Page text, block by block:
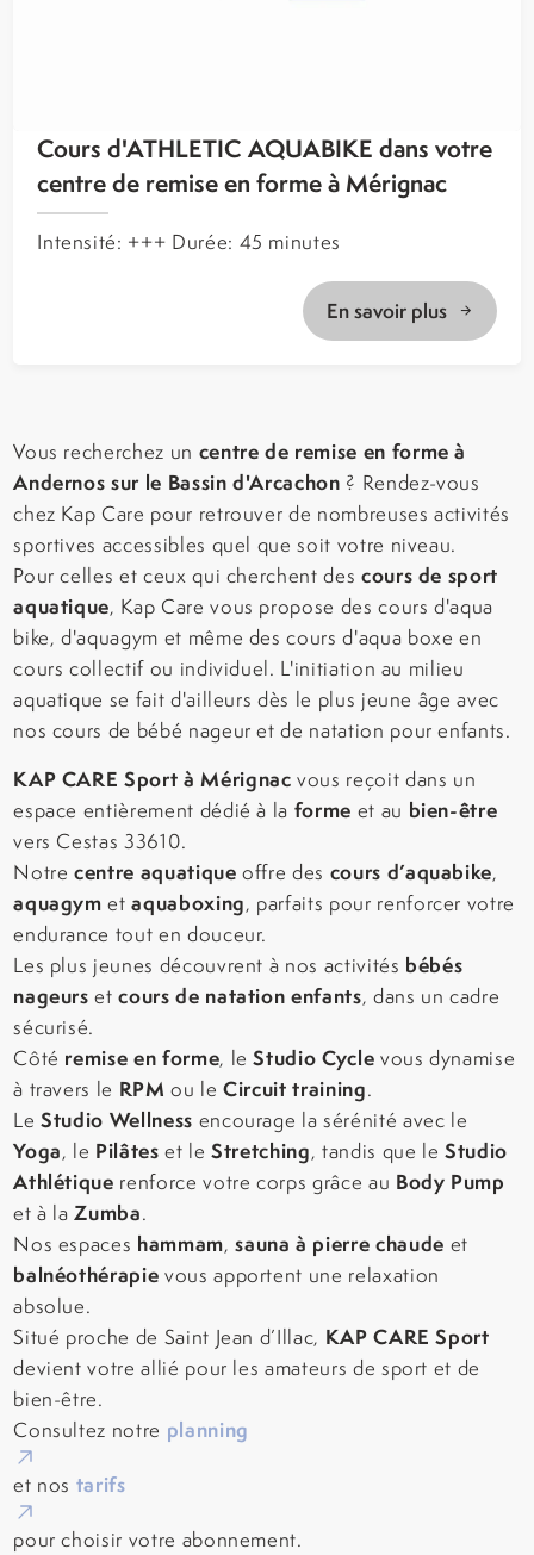
Cours d'ATHLETIC AQUABIKE dans votre
centre de remise en forme à Mérignac
Intensité: +++ Durée: 45 minutes
En savoir plus
Vous recherchez un centre de remise en forme à
Andernos sur le Bassin d'Arcachon ? Rendez-vous
chez Kap Care pour retrouver de nombreuses activités
sportives accessibles quel que soit votre niveau.
Pour celles et ceux qui cherchent des cours de sport
aquatique, Kap Care vous propose des cours d'aqua
bike, d'aquagym et même des cours d'aqua boxe en
cours collectif ou individuel. L'initiation au milieu
aquatique se fait d'ailleurs dès le plus jeune âge avec
nos cours de bébé nageur et de natation pour enfants.
KAP CARE Sport à Mérignac vous reçoit dans un
espace entièrement dédié à la forme et au bien-être
vers Cestas 33610.
Notrecentre aquatique offre des cours d’aquabike,
aquagym etaquaboxing, parfaits pour renforcer votre
endurance tout en douceur.
Les plus jeunes découvrent à nos activités bébés
nageurs etcours de natation enfants, dans un cadre
sécurisé.
Côté remise en forme, leStudio Cycle vous dynamise
à travers le RPM ou leCircuit training.
LeStudio Wellness encourage la sérénité avec le
Yoga, le Pilâtes et leStretching, tandis que leStudio
Athlétique renforce votre corps grâce au Body Pump
et à laZumba.
Nos espaces hammam,sauna à pierre chaude et
balnéothérapie vous apportent une relaxation
absolue.
Situé proche de Saint Jean d’Illac, KAP CARE Sport
devient votre allié pour les amateurs de sport et de
bien-être.
Consultez notre planning
et nos tarifs
pour choisir votre abonnement.